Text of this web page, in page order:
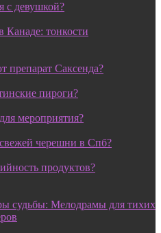
с девушкой?
Канаде: тонкости
препарат Саксенда?
пироги?
мероприятия?
черешни в Спб?
продуктов?
судьбы: Мелодрамы для тихих